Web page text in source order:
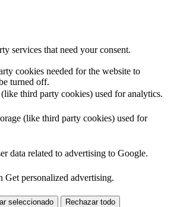
services that need your consent.
cookies needed for the website to
turned off.
(like third party cookies) used for analytics.
(like third party cookies) used for
data related to advertising to Google.
Get personalized advertising.
seleccionado Rechazar todo